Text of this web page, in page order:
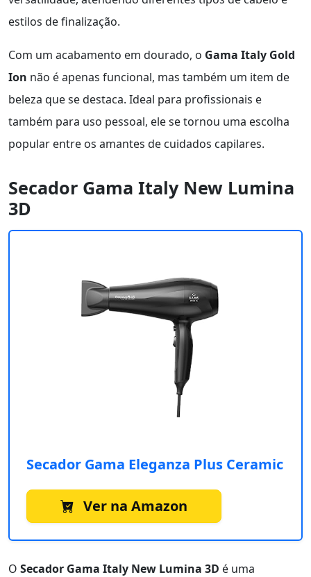
estilos de finalização.
Com um acabamento em dourado, o Gama Italy Gold
Ion não é apenas funcional, mas também um item de
beleza que se destaca. Ideal para profissionais e
também para uso pessoal, ele se tornou uma escolha
popular entre os amantes de cuidados capilares.
Secador Gama Italy New Lumina
3D
Secador Gama Eleganza Plus Ceramic
Ver na Amazon
O Secador Gama Italy New Lumina 3D é uma